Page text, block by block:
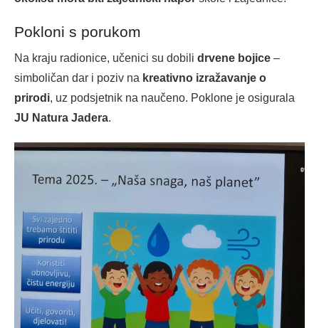
Pokloni s porukom
Na kraju radionice, učenici su dobili drvene bojice –
simboličan dar i poziv na kreativno izražavanje o
prirodi, uz podsjetnik na naučeno. Poklone je osigurala
JU Natura Jadera.